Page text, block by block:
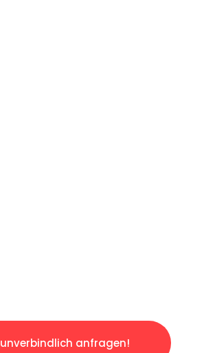
anfragen!